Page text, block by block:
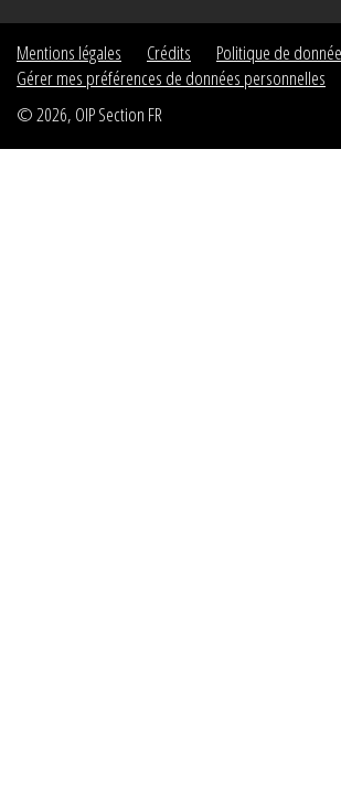
Mentions légales Crédits
Politique de
Gérer mes préférences de données personnelles
© 2026, OIP Section FR